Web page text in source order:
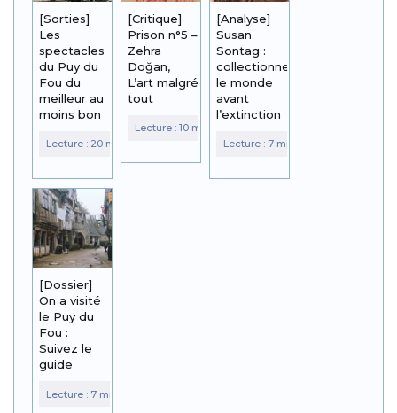
[Sorties]
Les
spectacles
du Puy du
Fou du
meilleur au
moins bon
[Critique]
Prison n°5 –
Zehra
Doğan,
L’art malgré
tout
[Analyse]
Susan
Sontag :
collectionner
le monde
avant
l’extinction
[Dossier]
On a visité
le Puy du
Fou :
Suivez le
guide